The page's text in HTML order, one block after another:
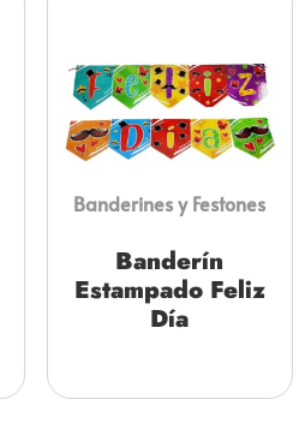
Banderines y Festones
Banderín
Estampado Feliz
Día